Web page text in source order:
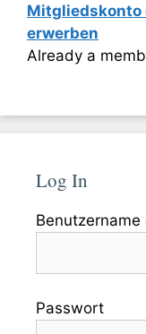
Mitgliedskonto
erwerben
Already a
Log In
Passwort